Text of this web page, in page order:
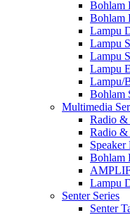
Bohlam
Bohlam
Lampu
Lampu
Lampu
Lampu
Lampu/
Bohlam
Multimedia
Radio &
Radio &
Speaker
Bohlam
Lampu
Senter Series
Senter